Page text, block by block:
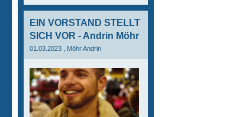
EIN VORSTAND STELLT
SICH VOR - Andrin Möhr
01.03.2023 , Möhr Andrin